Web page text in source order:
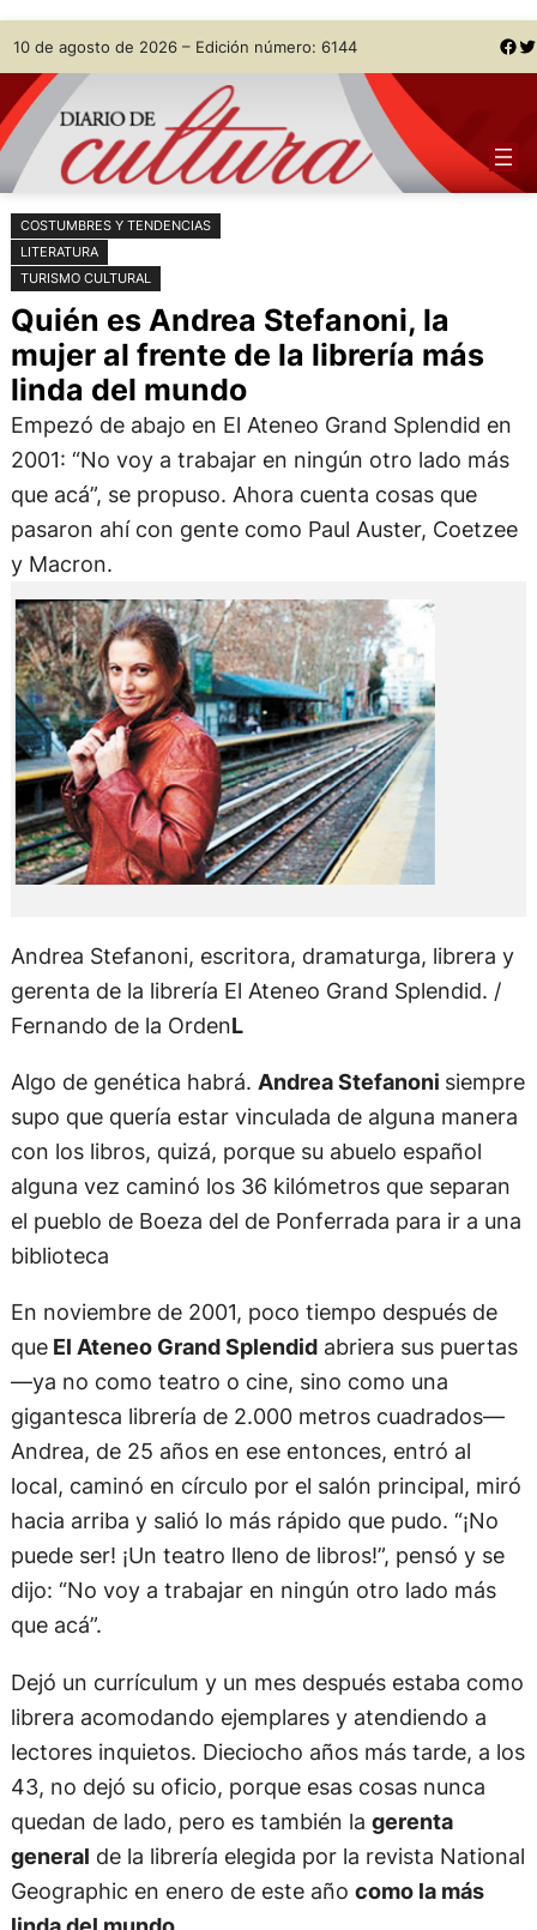
Saltar
al
contenido
Skip
to
content
10 de agosto de 2026 – Edición número: 6144 Facebook Twitter
COSTUMBRES Y TENDENCIAS
LITERATURA
TURISMO CULTURAL
Quién es Andrea Stefanoni, la
mujer al frente de la librería más
linda del mundo
Empezó de abajo en El Ateneo Grand Splendid en
2001: “No voy a trabajar en ningún otro lado más
que acá”, se propuso. Ahora cuenta cosas que
pasaron ahí con gente como Paul Auster, Coetzee
y Macron.
Andrea Stefanoni, escritora, dramaturga, librera y
gerenta de la librería El Ateneo Grand Splendid. /
Fernando de la OrdenL
Algo de genética habrá.Andrea Stefanonisiempre
supo que quería estar vinculada de alguna manera
con los libros, quizá, porque su abuelo español
alguna vez caminó los 36 kilómetros que separan
el pueblo de Boeza del de Ponferrada para ir a una
biblioteca
En noviembre de 2001, poco tiempo después de
queEl Ateneo Grand Splendidabriera sus puertas
—ya no como teatro o cine, sino como una
gigantesca librería de 2.000 metros cuadrados—
Andrea, de 25 años en ese entonces, entró al
local, caminó en círculo por el salón principal, miró
hacia arriba y salió lo más rápido que pudo. “¡No
puede ser! ¡Un teatro lleno de libros!”, pensó y se
dijo: “No voy a trabajar en ningún otro lado más
que acá”.
Dejó un currículum y un mes después estaba como
librera acomodando ejemplares y atendiendo a
lectores inquietos. Dieciocho años más tarde, a los
43, no dejó su oficio, porque esas cosas nunca
quedan de lado, pero es también la gerenta
generalde la librería elegida por la revista National